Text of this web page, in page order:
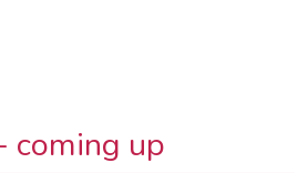
coming up